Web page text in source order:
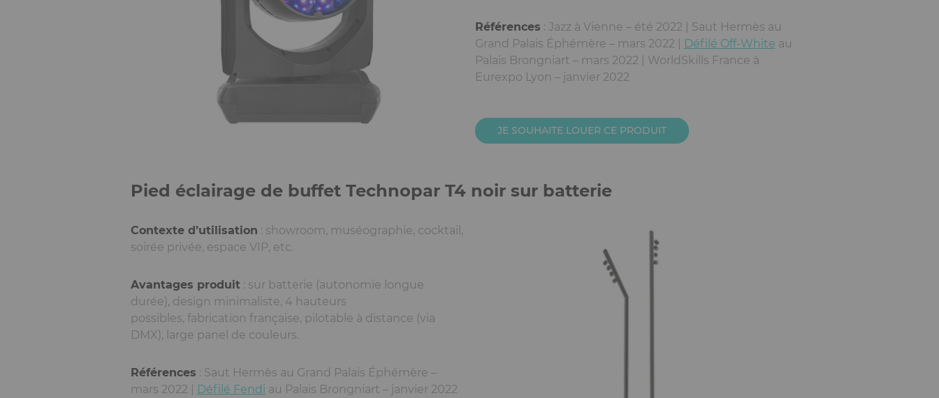
Références : Jazz à Vienne – été 2022 | Saut Hermès au
Grand Palais Éphémère – mars 2022 |
Défilé Off-White au
Palais Brongniart – mars 2022 | WorldSkills France à
Eurexpo Lyon – janvier 2022
JE SOUHAITE LOUER CE PRODUIT
Pied éclairage de buffet Technopar T4 noir sur batterie
Contexte d’utilisation : showroom, muséographie, cocktail,
soirée privée, espace VIP, etc.
Avantages produit : sur batterie (autonomie longue
durée), design minimaliste, 4 hauteurs
possibles, fabrication française, pilotable à distance (via
DMX), large panel de couleurs.
Références : Saut Hermès au Grand Palais Éphémère –
mars 2022 |
Défilé Fendi au Palais Brongniart – janvier 2022